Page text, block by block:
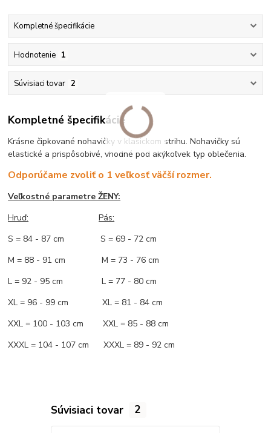
Kompletné špecifikácie
Hodnotenie 1
Súvisiaci tovar 2
Kompletné špecifikácie
Krásne čipkované nohavičky v klasickom strihu. Nohavičky sú
elastické a prispôsobivé, vhodné pod akýkoľvek typ oblečenia.
Odporúčame zvoliť o 1 veľkosť väčší rozmer.
Veľkostné parametre ŽENY:
Hruď:
Pás:
S = 84 - 87 cm S = 69 - 72 cm
M = 88 - 91 cm M = 73 - 76 cm
L = 92 - 95 cm L = 77 - 80 cm
XL = 96 - 99 cm XL = 81 - 84 cm
XXL = 100 - 103 cm XXL = 85 - 88 cm
XXXL = 104 - 107 cm XXXL = 89 - 92 cm
Súvisiaci tovar 2